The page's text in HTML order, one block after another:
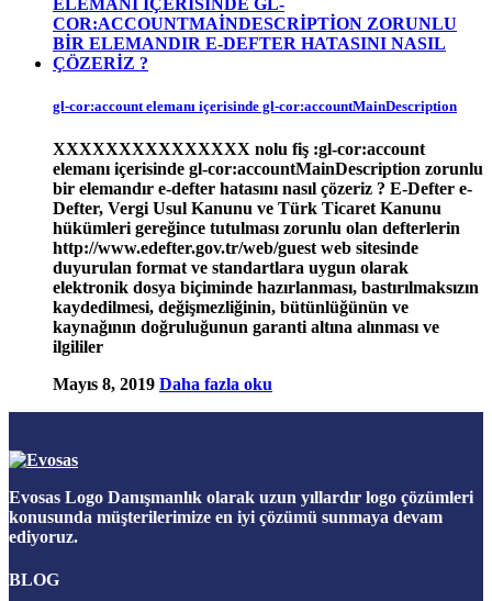
gl-cor:account elemanı içerisinde gl-cor:accountMainDescription
XXXXXXXXXXXXXXX nolu fiş :gl-cor:account
elemanı içerisinde gl-cor:accountMainDescription zorunlu
bir elemandır e-defter hatasını nasıl çözeriz ? E-Defter e-
Defter, Vergi Usul Kanunu ve Türk Ticaret Kanunu
hükümleri gereğince tutulması zorunlu olan defterlerin
http://www.edefter.gov.tr/web/guest web sitesinde
duyurulan format ve standartlara uygun olarak
elektronik dosya biçiminde hazırlanması, bastırılmaksızın
kaydedilmesi, değişmezliğinin, bütünlüğünün ve
kaynağının doğruluğunun garanti altına alınması ve
ilgililer
Mayıs 8, 2019 Daha fazla oku
Evosas Logo Danışmanlık olarak uzun yıllardır logo çözümleri
konusunda müşterilerimize en iyi çözümü sunmaya devam
ediyoruz.
BLOG